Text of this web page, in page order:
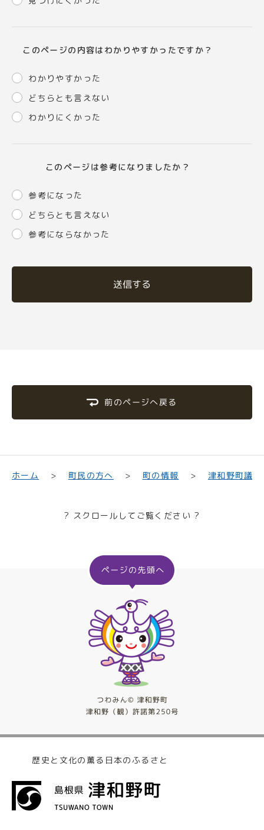
このページの内容はわかりやすかったですか？
わかりやすかった
どちらとも言えない
わかりにくかった
このページは参考になりましたか？
参考になった
どちらとも言えない
参考にならなかった
送信する
前のページへ戻る
ホーム 町民の方へ 町の情報 津和野町議会
? スクロールしてご覧ください ?
歴史と文化の薫る日本のふるさと